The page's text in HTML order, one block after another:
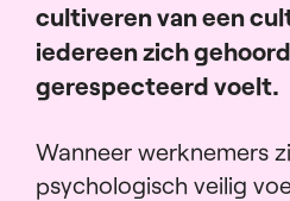
cultiveren van een
iedereen zich
gerespecteerd voelt.
Wanneer werknemers
psychologisch veilig